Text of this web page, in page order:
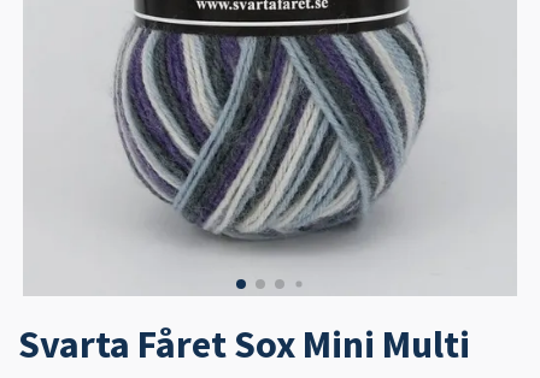
Svarta Fåret Sox Mini Multi